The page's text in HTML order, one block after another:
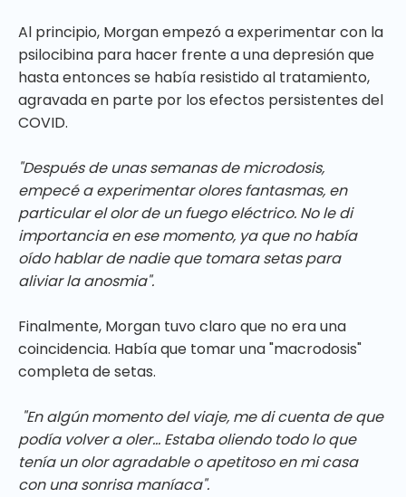
Al principio, Morgan empezó a experimentar con la
psilocibina para hacer frente a una depresión que
hasta entonces se había resistido al tratamiento,
agravada en parte por los efectos persistentes del
COVID.
"Después de unas semanas de microdosis,
empecé a experimentar olores fantasmas, en
particular el olor de un fuego eléctrico. No le di
importancia en ese momento, ya que no había
oído hablar de nadie que tomara setas para
aliviar la anosmia".
Finalmente, Morgan tuvo claro que no era una
coincidencia. Había que tomar una "macrodosis"
completa de setas.
"En algún momento del viaje, me di cuenta de que
podía volver a oler... Estaba oliendo todo lo que
tenía un olor agradable o apetitoso en mi casa
con una sonrisa maníaca".